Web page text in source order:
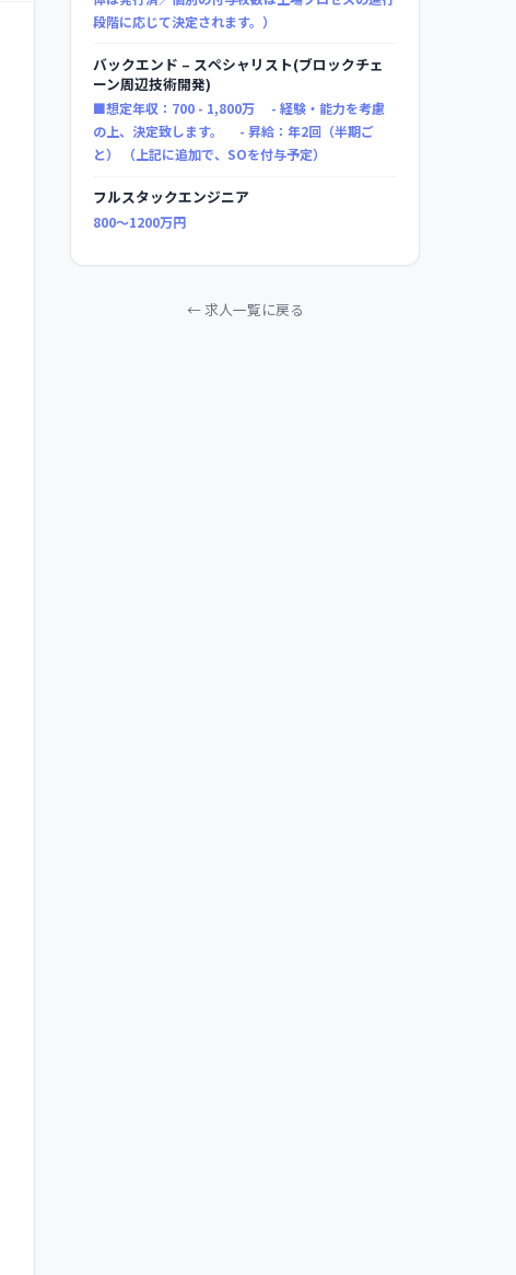
段階に応じて決定されます。）
バックエンド – スペシャリスト(ブロックチェ
ーン周辺技術開発)
■想定年収：700 - 1,800万 - 経験・能力を考慮
の上、決定致します。 - 昇給：年2回（半期ご
と） （上記に追加で、SOを付与予定）
フルスタックエンジニア
800〜1200万円
← 求人一覧に戻る